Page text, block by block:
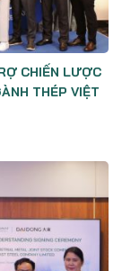
CHIẾN LƯỢC
THÉP VIỆT